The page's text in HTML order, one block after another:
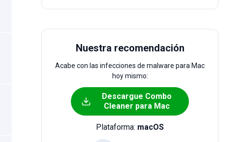
Nuestra recomendación
Acabe con las infecciones de malware para Mac
hoy mismo:
Descargue Combo
Cleaner para Mac
Plataforma: macOS